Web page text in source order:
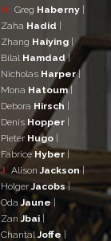
H
Greg Haberny |
Zaha Hadid |
Zhang Haiying |
Bilal Hamdad|
Nicholas Harper|
Mona Hatoum|
Debora Hirsch |
Denis Hopper |
Pieter Hugo |
Fabrice Hyber|
J Alison Jackson|
Holger Jacobs|
OdaJaune |
Zan Jbai|
Chantal Joffe |